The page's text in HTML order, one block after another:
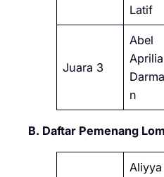
Latif
Juara 3
Abel
Aprilia
n
B. Daftar Pemenang
Aliyya